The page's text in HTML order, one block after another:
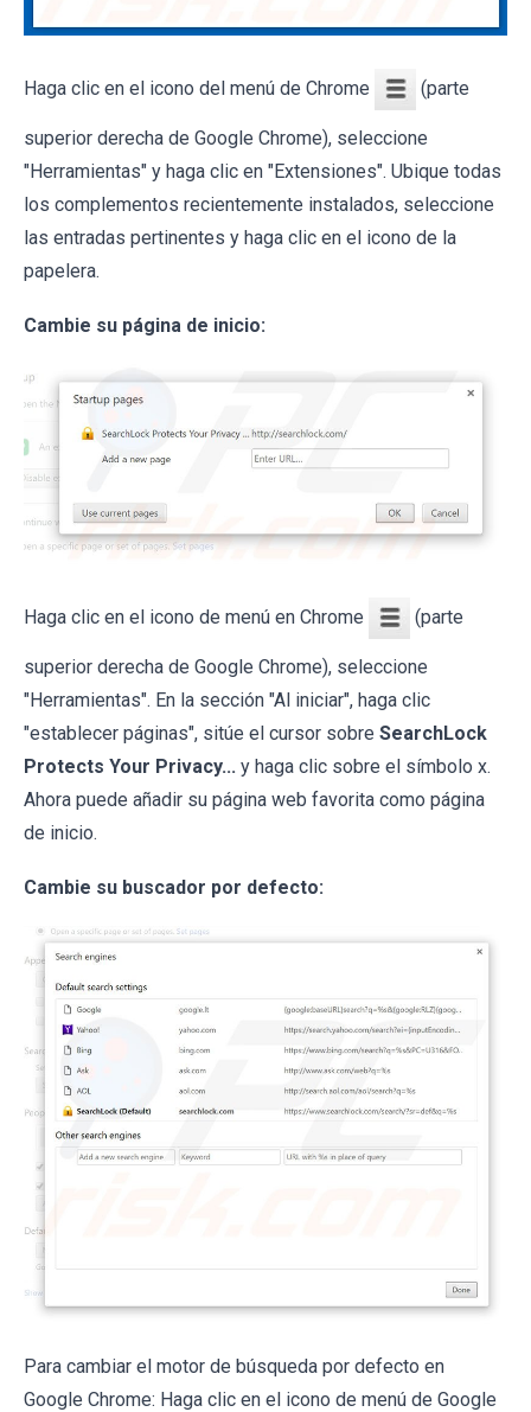
Haga clic en el icono del menú de Chrome (parte
superior derecha de Google Chrome), seleccione
"Herramientas" y haga clic en "Extensiones". Ubique todas
los complementos recientemente instalados, seleccione
las entradas pertinentes y haga clic en el icono de la
papelera.
Cambie su página de inicio:
Haga clic en el icono de menú en Chrome (parte
superior derecha de Google Chrome), seleccione
"Herramientas". En la sección "Al iniciar", haga clic
"establecer páginas", sitúe el cursor sobre SearchLock
Protects Your Privacy... y haga clic sobre el símbolo x.
Ahora puede añadir su página web favorita como página
de inicio.
Cambie su buscador por defecto:
Para cambiar el motor de búsqueda por defecto en
Google Chrome: Haga clic en el icono de menú de Google